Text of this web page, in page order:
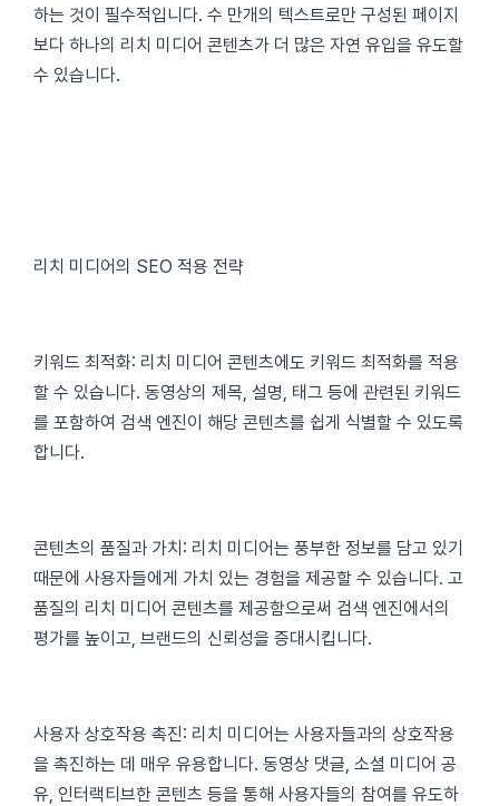
하는 것이 필수적입니다. 수 만개의 텍스트로만 구성된 페이지
보다 하나의 리치 미디어 콘텐츠가 더 많은 자연 유입을 유도할
수 있습니다.
리치 미디어의 SEO 적용 전략
키워드 최적화: 리치 미디어 콘텐츠에도 키워드 최적화를 적용
할 수 있습니다. 동영상의 제목, 설명, 태그 등에 관련된 키워드
를 포함하여 검색 엔진이 해당 콘텐츠를 쉽게 식별할 수 있도록
합니다.
콘텐츠의 품질과 가치: 리치 미디어는 풍부한 정보를 담고 있기
때문에 사용자들에게 가치 있는 경험을 제공할 수 있습니다. 고
품질의 리치 미디어 콘텐츠를 제공함으로써 검색 엔진에서의
평가를 높이고, 브랜드의 신뢰성을 증대시킵니다.
사용자 상호작용 촉진: 리치 미디어는 사용자들과의 상호작용
을 촉진하는 데 매우 유용합니다. 동영상 댓글, 소셜 미디어 공
유, 인터랙티브한 콘텐츠 등을 통해 사용자들의 참여를 유도하